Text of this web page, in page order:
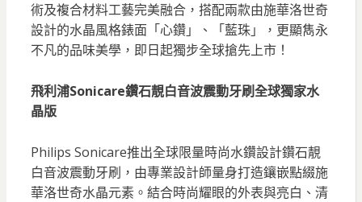
術及複合材料工藝完美融合，搭配兩款由施華洛世奇
設計的水晶風格錶面「心鑽」、「藍珠」，更顯雋永
不凡的品味美學，即日起獨步全球搶先上市！
飛利浦Sonicare鑽石靚白音波震動牙刷全球獨家水
晶版
Philips Sonicare推出全球限量時尚水鑽設計鑽石靚
白音波震動牙刷，由專業設計師量身打造鑲嵌點綴施
華洛世奇水晶元素。結合時尚耀眼的外表與亮白、清